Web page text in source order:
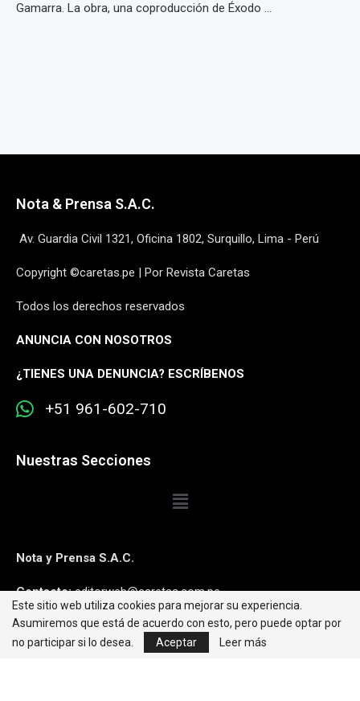
Gamarra. La obra, una coproducción de Éxodo ...
Nota & Prensa S.A.C.
Av. Guardia Civil 1321, Oficina 1802, Surquillo, Lima - Perú
Copyright ©caretas.pe | Por Revista Caretas
Todos los derechos reservados
ANUNCIA CON NOSOTROS
¿TIENES UNA DENUNCIA? ESCRÍBENOS
+51 961-602-710
Nuestras Secciones
Nota y Prensa S.A.C.
Contacto:editorweb@caretas.com.pe
Síguenos:
Este sitio web utiliza cookies para mejorar su experiencia.
Asumiremos que está de acuerdo con esto, pero puede optar por
no participar si lo desea.
Aceptar Leer más